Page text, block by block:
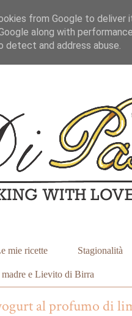
mie ricette Stagionalità
e Lievito di Birra
al profumo di
from Google to deliver
along with
detect and address abuse.